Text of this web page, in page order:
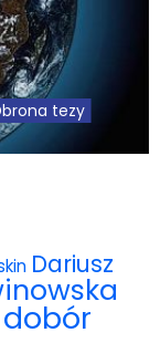
tezy
Dariusz
dobór